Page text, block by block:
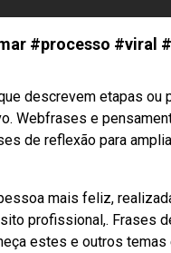
#processo
descrevem etapas ou
Webfrases e
de reflexão para
mais feliz,
profissional,. Frases
estes e outros temas